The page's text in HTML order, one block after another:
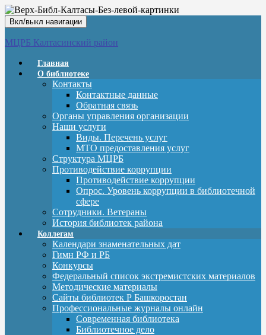
Вкл/выкл навигации
МЦРБ Калтасинский район
Главная
О библиотеке
Контакты
Контактные данные
Обратная связь
Органы управления организации
Наши услуги
Виды. Перечень услуг
МТО предоставления услуг
Структура МЦРБ
Противодействие коррупции
Противодействие коррупции
Опрос. Уровень коррупции в библиотечной
сфере
Сотрудники. Ветераны
История библиотек района
Коллегам
Календари знаменательных дат
Гимн РФ и РБ
Конкурсы
Федеральный список экстремистских материалов
Методические материалы
Сайты библиотек Р Башкоростан
Профессиональные журналы онлайн
Современная библиотека
Библиотечное дело